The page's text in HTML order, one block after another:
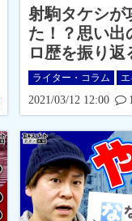
射駒タケシが
た！？思い出
ロ歴を振り返
ライター・コラム
2021/03/12 12:00